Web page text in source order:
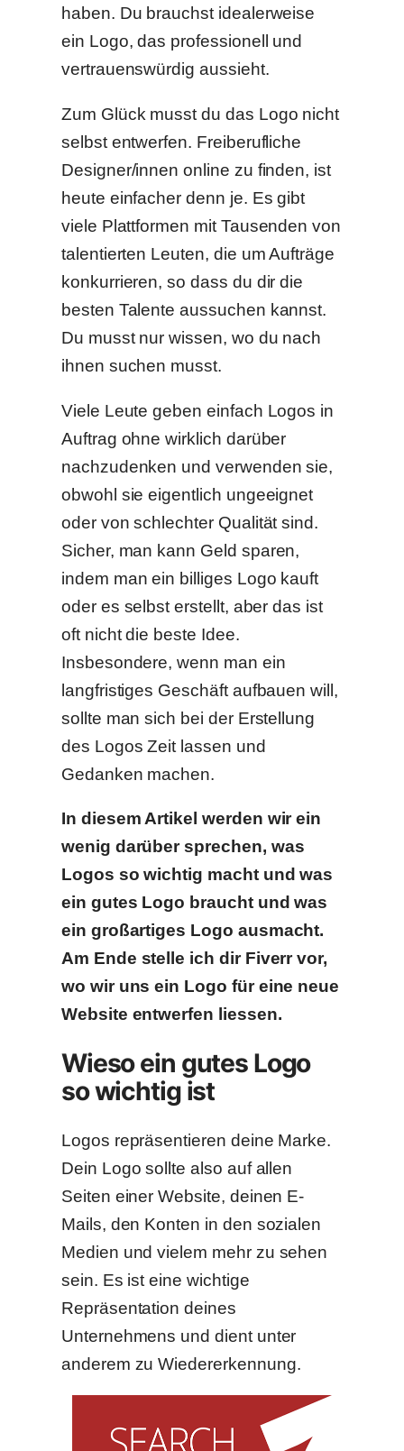
haben. Du brauchst idealerweise
ein Logo, das professionell und
vertrauenswürdig aussieht.
Zum Glück musst du das Logo nicht
selbst entwerfen. Freiberufliche
Designer/innen online zu finden, ist
heute einfacher denn je. Es gibt
viele Plattformen mit Tausenden von
talentierten Leuten, die um Aufträge
konkurrieren, so dass du dir die
besten Talente aussuchen kannst.
Du musst nur wissen, wo du nach
ihnen suchen musst.
Viele Leute geben einfach Logos in
Auftrag ohne wirklich darüber
nachzudenken und verwenden sie,
obwohl sie eigentlich ungeeignet
oder von schlechter Qualität sind.
Sicher, man kann Geld sparen,
indem man ein billiges Logo kauft
oder es selbst erstellt, aber das ist
oft nicht die beste Idee.
Insbesondere, wenn man ein
langfristiges Geschäft aufbauen will,
sollte man sich bei der Erstellung
des Logos Zeit lassen und
Gedanken machen.
In diesem Artikel werden wir ein
wenig darüber sprechen, was
Logos so wichtig macht und was
ein gutes Logo braucht und was
ein großartiges Logo ausmacht.
Am Ende stelle ich dir Fiverr vor,
wo wir uns ein Logo für eine neue
Website entwerfen liessen.
Wieso ein gutes Logo
so wichtig ist
Logos repräsentieren deine Marke.
Dein Logo sollte also auf allen
Seiten einer Website, deinen E-
Mails, den Konten in den sozialen
Medien und vielem mehr zu sehen
sein. Es ist eine wichtige
Repräsentation deines
Unternehmens und dient unter
anderem zu Wiedererkennung.